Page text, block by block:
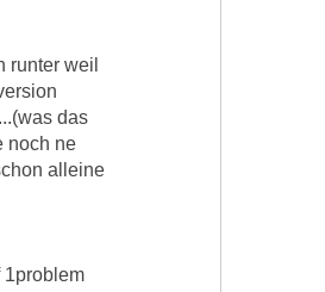
runter weil
das
noch ne
alleine
1problem